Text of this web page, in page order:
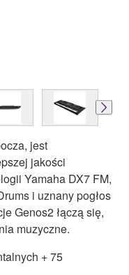
jest
jakości
Yamaha DX7 FM,
i uznany pogłos
Genos2 łączą się,
muzyczne.
+ 75